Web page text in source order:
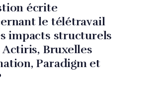
écrite
le télétravail
impacts structurels
Actiris, Bruxelles
Paradigm et